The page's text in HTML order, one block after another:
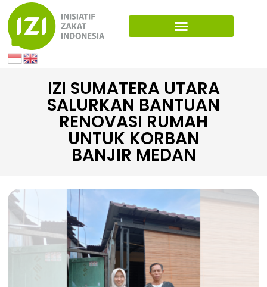
IZI SUMATERA UTARA
SALURKAN BANTUAN
RENOVASI RUMAH
UNTUK KORBAN
BANJIR MEDAN